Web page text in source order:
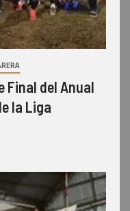
Final del Anual
la Liga